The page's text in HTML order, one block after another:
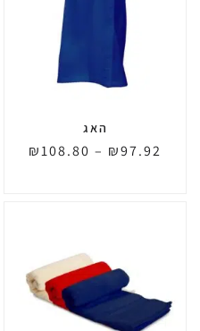
האג
₪97.92
–
₪108.80